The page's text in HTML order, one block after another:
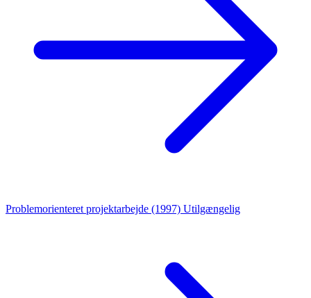
Problemorienteret projektarbejde (1997) Utilgængelig